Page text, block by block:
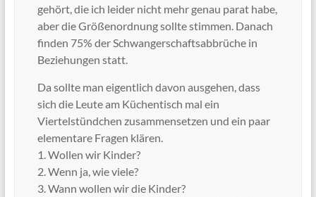
gehört, die ich leider nicht mehr genau parat habe,
aber die Größenordnung sollte stimmen. Danach
finden 75% der Schwangerschaftsabbrüche in
Beziehungen statt.
Da sollte man eigentlich davon ausgehen, dass
sich die Leute am Küchentisch mal ein
Viertelstündchen zusammensetzen und ein paar
elementare Fragen klären.
1. Wollen wir Kinder?
2. Wenn ja, wie viele?
3. Wann wollen wir die Kinder?